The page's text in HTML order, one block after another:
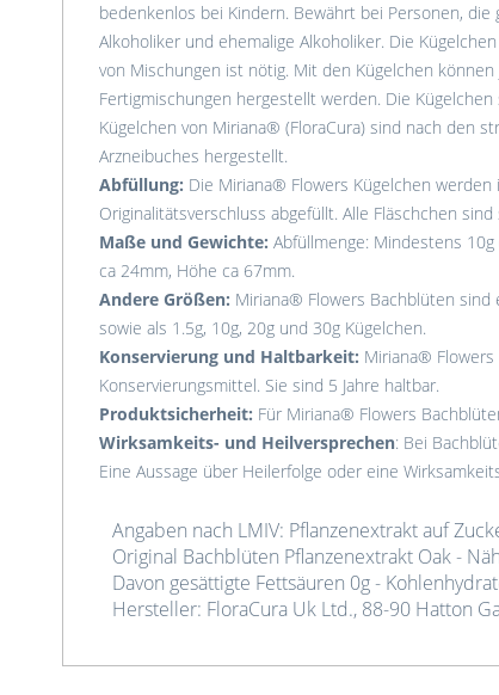
bedenkenlos bei Kindern. Bewährt bei Personen,
Alkoholiker und ehemalige Alkoholiker. Die
von Mischungen ist nötig. Mit den Kügelchen
Fertigmischungen hergestellt werden. Die
Kügelchen von Miriana® (FloraCura) sind nach den
Arzneibuches hergestellt.
Abfüllung: Die Miriana® Flowers Kügelchen
Originalitätsverschluss abgefüllt. Alle Fläschchen
Maße und Gewichte: Abfüllmenge: Mindestens
ca 24mm, Höhe ca 67mm.
Andere Größen: Miriana® Flowers Bachblüten
sowie als 1.5g, 10g, 20g und 30g Kügelchen.
Konservierung und Haltbarkeit: Miriana®
Konservierungsmittel. Sie sind 5 Jahre haltbar.
Produktsicherheit: Für Miriana® Flowers
Wirksamkeits- und Heilversprechen: Bei
Eine Aussage über Heilerfolge oder eine
Angaben nach LMIV: Pflanzenextrakt auf
Original Bachblüten Pflanzenextrakt Oak -
Davon gesättigte Fettsäuren 0g -
Hersteller: FloraCura Uk Ltd., 88-90 Hatton